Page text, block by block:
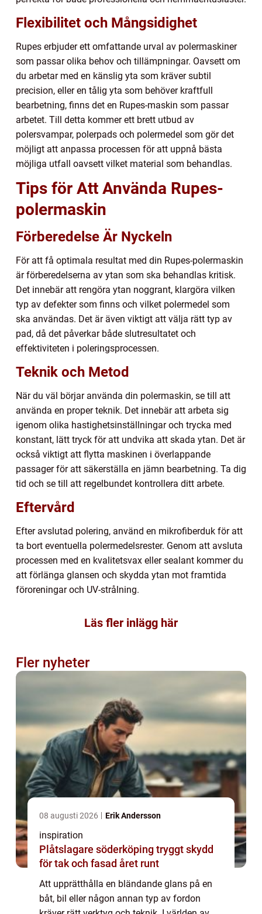
Flexibilitet och Mångsidighet
Rupes erbjuder ett omfattande urval av polermaskiner
som passar olika behov och tillämpningar. Oavsett om
du arbetar med en känslig yta som kräver subtil
precision, eller en tålig yta som behöver kraftfull
bearbetning, finns det en Rupes-maskin som passar
arbetet. Till detta kommer ett brett utbud av
polersvampar, polerpads och polermedel som gör det
möjligt att anpassa processen för att uppnå bästa
möjliga utfall oavsett vilket material som behandlas.
Tips för Att Använda Rupes-
polermaskin
Förberedelse Är Nyckeln
För att få optimala resultat med din Rupes-polermaskin
är förberedelserna av ytan som ska behandlas kritisk.
Det innebär att rengöra ytan noggrant, klargöra vilken
typ av defekter som finns och vilket polermedel som
ska användas. Det är även viktigt att välja rätt typ av
pad, då det påverkar både slutresultatet och
effektiviteten i poleringsprocessen.
Teknik och Metod
När du väl börjar använda din polermaskin, se till att
använda en proper teknik. Det innebär att arbeta sig
igenom olika hastighetsinställningar och trycka med
konstant, lätt tryck för att undvika att skada ytan. Det är
också viktigt att flytta maskinen i överlappande
passager för att säkerställa en jämn bearbetning. Ta dig
tid och se till att regelbundet kontrollera ditt arbete.
Eftervård
Efter avslutad polering, använd en mikrofiberduk för att
ta bort eventuella polermedelsrester. Genom att avsluta
processen med en kvalitetsvax eller sealant kommer du
att förlänga glansen och skydda ytan mot framtida
föroreningar och UV-strålning.
Läs fler inlägg här
Fler nyheter
08 augusti 2026 Erik Andersson
inspiration
Plåtslagare söderköping tryggt skydd
för tak och fasad året runt
Att upprätthålla en bländande glans på en
båt, bil eller någon annan typ av fordon